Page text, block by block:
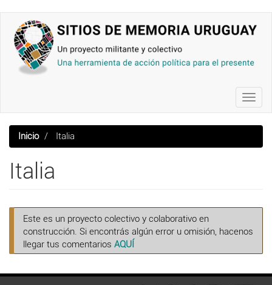
contenido
principal
Inicio Italia
Italia
Este es un proyecto colectivo y colaborativo en
construcción. Si encontrás algún error u omisión, hacenos
llegar tus comentarios AQUÍ